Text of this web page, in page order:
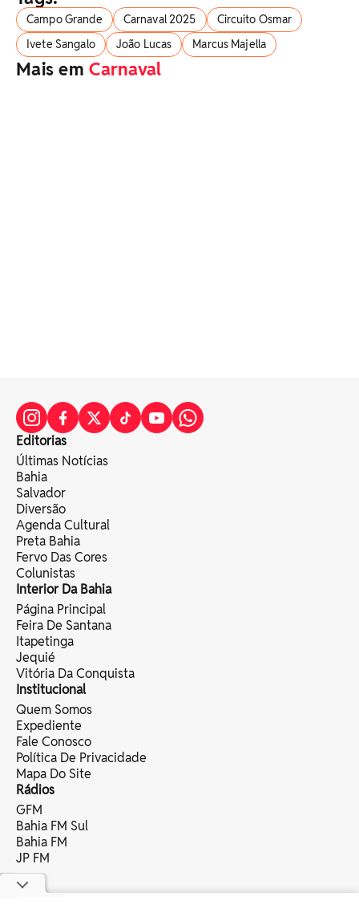
Campo Grande Carnaval 2025
Circuito Osmar
Ivete Sangalo
João Lucas Marcus Majella
Mais emCarnaval
Editorias
Últimas Notícias
Bahia
Salvador
Diversão
Agenda Cultural
Preta Bahia
Fervo Das Cores
Colunistas
Interior Da Bahia
Página Principal
Feira De Santana
Itapetinga
Jequié
Vitória Da Conquista
Institucional
Quem Somos
Expediente
Fale Conosco
Política De Privacidade
Mapa Do Site
Rádios
GFM
Bahia FM Sul
Bahia FM
JP FM